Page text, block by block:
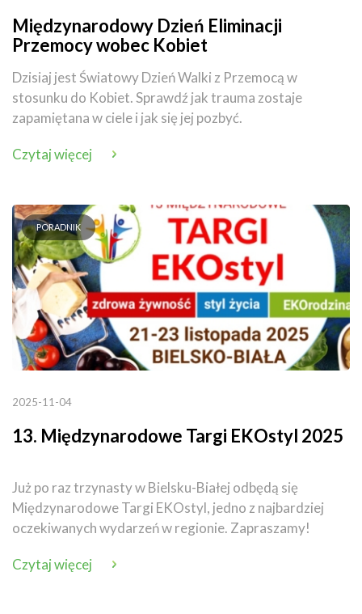
Międzynarodowy Dzień Eliminacji
Przemocy wobec Kobiet
Dzisiaj jest Światowy Dzień Walki z Przemocą w
stosunku do Kobiet. Sprawdź jak trauma zostaje
zapamiętana w ciele i jak się jej pozbyć.
Czytaj więcej
PORADNIK
2025-11-04
13. Międzynarodowe Targi EKOstyl 2025
Już po raz trzynasty w Bielsku-Białej odbędą się
Międzynarodowe Targi EKOstyl, jedno z najbardziej
oczekiwanych wydarzeń w regionie. Zapraszamy!
Czytaj więcej